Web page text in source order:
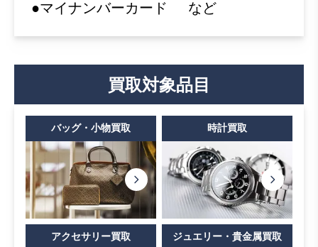
●マイナンバーカード
など
買取対象品目
バッグ・小物買取 時計買取
アクセサリー買取 ジュエリー・貴金属買取